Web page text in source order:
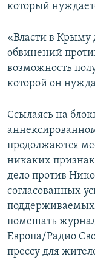
который
«Власти в Крыму
обвинений
возможность
которой он
Ссылаясь на
продолжаются
никаких
дело против
согласованных
поддерживаемых
помешать
Европа/Радио
прессу для